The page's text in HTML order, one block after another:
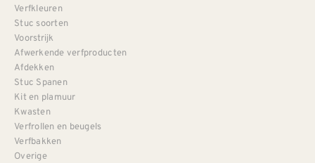
Verfkleuren
Stuc soorten
Voorstrijk
Afwerkende verfproducten
Afdekken
Stuc Spanen
Kit en plamuur
Kwasten
Verfrollen en beugels
Verfbakken
Overige